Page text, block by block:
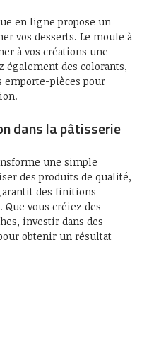
en ligne propose un
vos desserts. Le moule à
à vos créations une
également des colorants,
emporte-pièces pour
dans la pâtisserie
une simple
des produits de qualité,
des finitions
vous créiez des
investir dans des
obtenir un résultat